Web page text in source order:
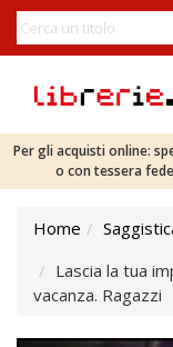
Per gli acquisti online:
o con tessera
Home
Lascia la tua
vacanza. Ragazzi